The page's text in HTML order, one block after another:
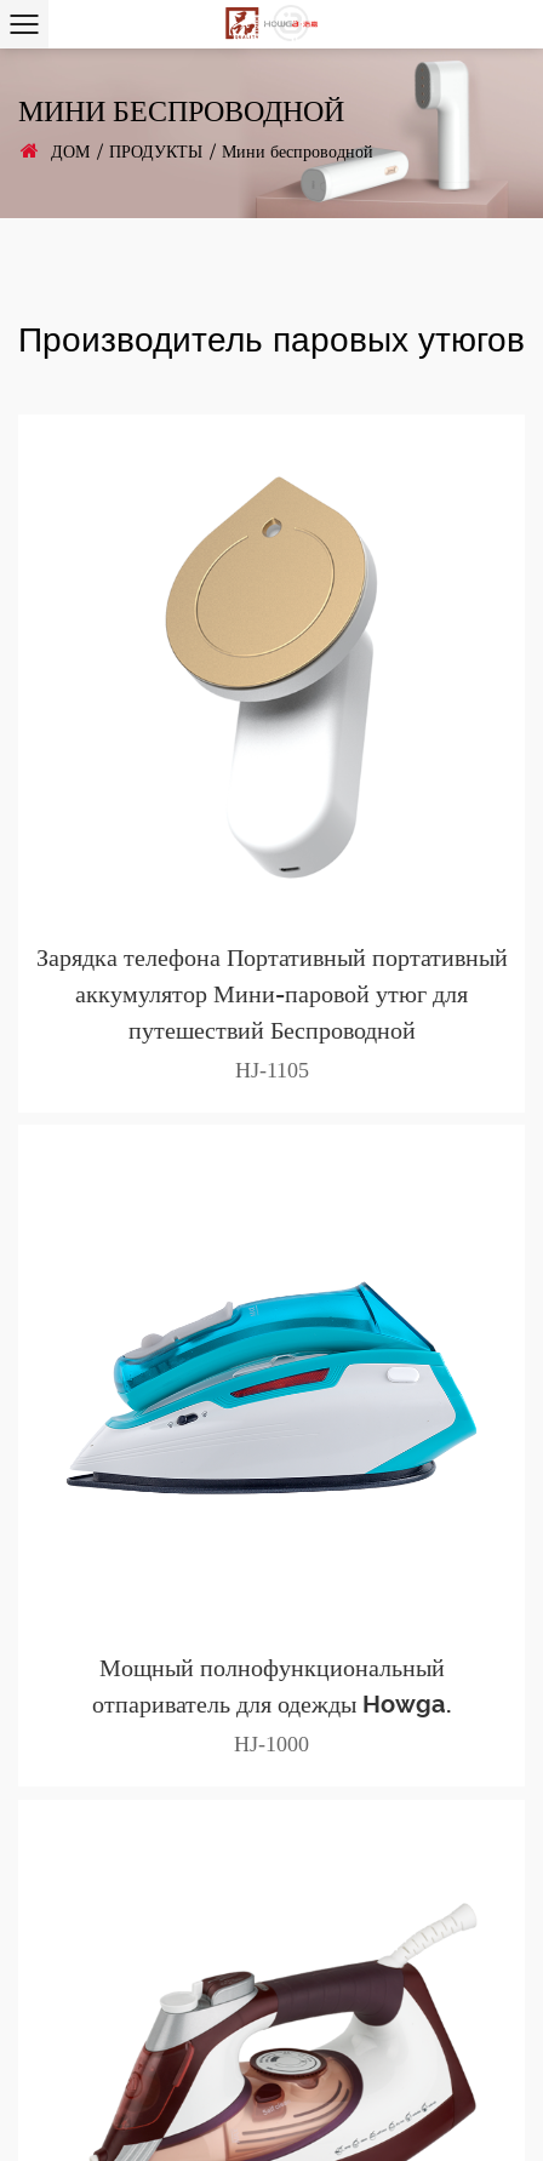
МИНИ БЕСПРОВОДНОЙ
ДОМ / ПРОДУКТЫ / Мини беспроводной
Производитель паровых утюгов
Зарядка телефона Портативный портативный
аккумулятор Мини-паровой утюг для
путешествий Беспроводной
HJ-1105
Мощный полнофункциональный
отпариватель для одежды Howga.
HJ-1000